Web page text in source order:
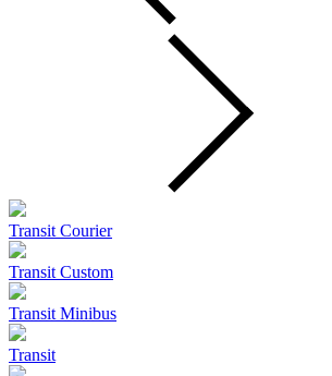
Transit Courier
Transit Custom
Transit Minibus
Transit